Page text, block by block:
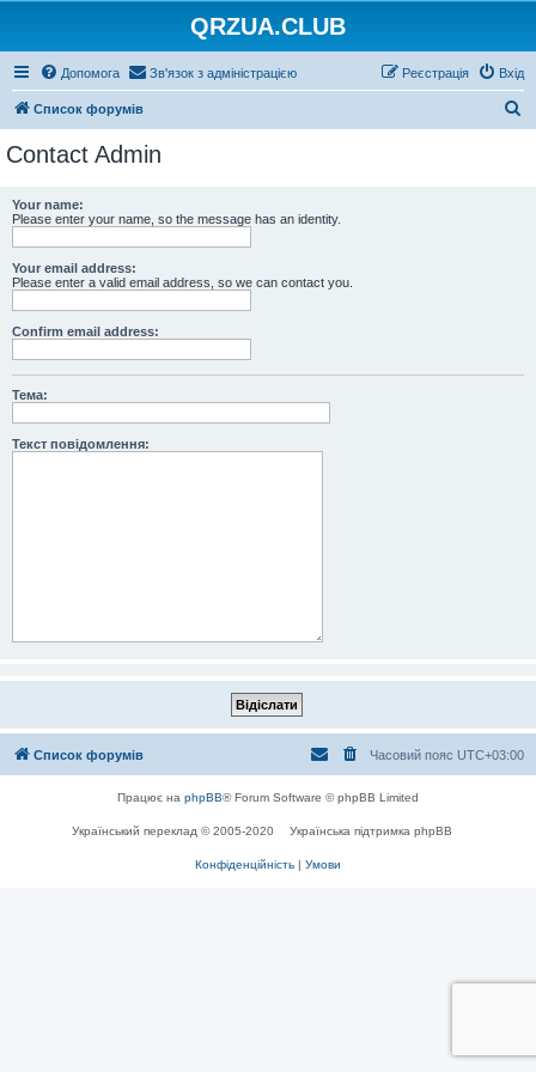
QRZUA.CLUB
Допомога Зв'язок з адміністрацією Вхід
Реєстрація
Список форумів
Contact Admin
Your name:
Please enter your name, so the message has an identity.
Your email address:
Please enter a valid email address, so we can contact you.
Confirm email address:
Тема:
Текст повідомлення:
Список форумів Часовий пояс UTC+03:00
Працює на phpBB® Forum Software © phpBB Limited
Український переклад © 2005-2020 Українська підтримка phpBB
Конфіденційність | Умови